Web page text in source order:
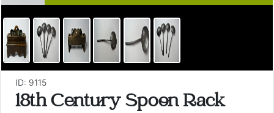
ID: 9115
18th Century Spoon Rack